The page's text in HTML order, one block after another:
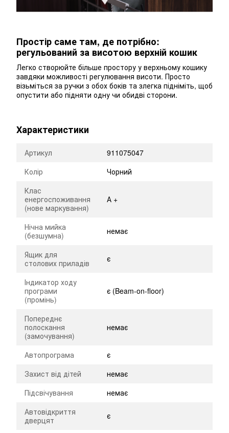
Простір саме там, де потрібно:
регульований за висотою верхній кошик
Легко створюйте більше простору у верхньому кошику
завдяки можливості регулювання висоти. Просто
візьміться за ручки з обох боків та злегка підніміть, щоб
опустити або підняти одну чи обидві сторони.
Характеристики
Артикул
911075047
Колір
Чорний
Клас
енергоспоживання
(нове маркування)
А +
Нічна мийка
(безшумна)
немає
Ящик для
столових приладів
є
Індикатор ходу
програми
(промінь)
є (Beam-on-floor)
Попереднє
полоскання
(замочування)
немає
Автопрограма
є
Захист від дітей
немає
Підсвічування
немає
Автовідкриття
дверцят
є